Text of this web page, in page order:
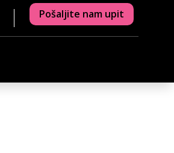
Pošaljite nam upit